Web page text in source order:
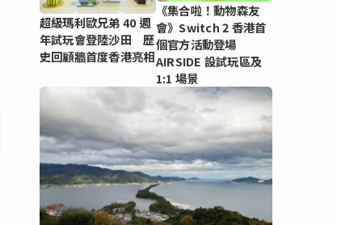
超級瑪利歐兄弟 40 週
年試玩會登陸沙田 歷
史回顧牆首度香港亮相
《集合啦！動物森友
會》Switch 2 香港首
個官方活動登場
AIRSIDE 設試玩區及
1:1 場景